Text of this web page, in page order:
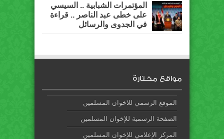
المؤتمرات الشبابية .. السيسي
على خطى عبد الناصر .. قراءة
في الجدوى والرسائل
مواقع مختارة
الموقع الرسمي للاخوان المسلمين
الصفحة الرسمية للإخوان المسلمين
المركز الإعلامي للإخوان المسلمين